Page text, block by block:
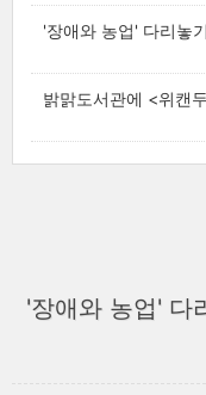
'장애와 농업' 다리놓
밝맑도서관에 <위캔
'장애와 농업' 다